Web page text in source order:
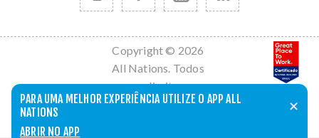
PARA UMA MELHOR EXPERIÊNCIA UTILIZE O APP ALL
NATIONS
✕
ABRIR NO APP
Copyright © 2026
All Nations. Todos
os direitos
reservados.